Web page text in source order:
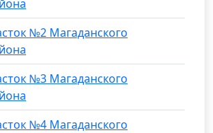
№2 Магаданского
№3 Магаданского
№4 Магаданского